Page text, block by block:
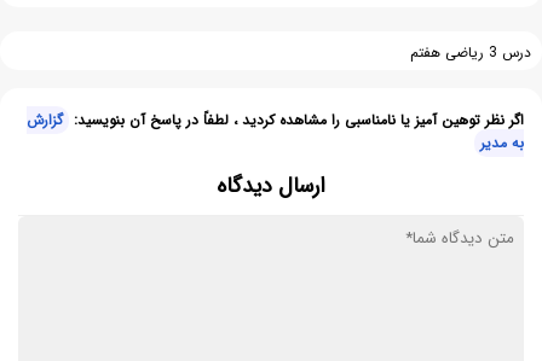
درس 3 ریاضی هفتم
اگر نظر توهین آمیز یا نامناسبی را مشاهده کردید ، لطفاً در پاسخ آن بنویسید: گزارش
به مدیر
ارسال دیدگاه